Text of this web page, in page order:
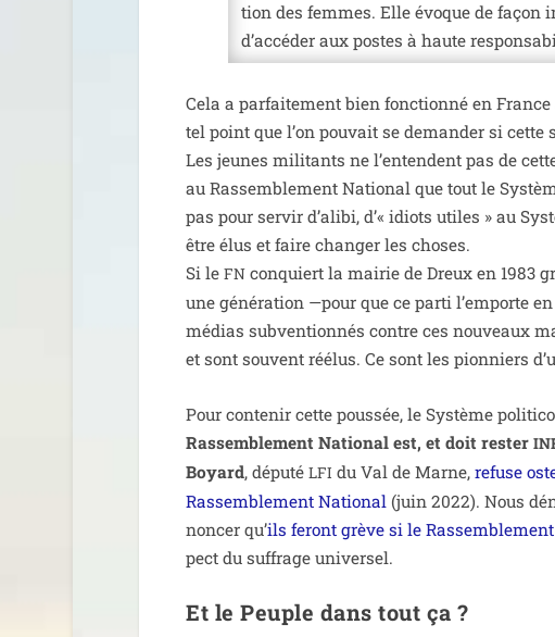
tion des femmes. Elle évoque de
d’accéder aux postes à haute
Cela a par­fai­te­ment bien fonc­tion­né en
tel point que l’on pou­vait se deman­der si
Les jeunes mili­tants ne l’en­tendent pas de
au Rassemblement National que tout le
pas pour ser­vir d’a­li­bi, d’« idiots utiles » au
être élus et faire chan­ger les choses.
Si leFN conquiert la mai­rie de Dreux en 1983
une géné­ra­tion —pour que ce par­ti l’emporte
médias sub­ven­tion­nés contre ces nou­veaux
et sont sou­vent réélus. Ce sont les pion­niers
Pour conte­nir cette pous­sée, le Système
Rassemblement National est, et doit res­ter
Boyard, dépu­téLFI du Val de Marne,refuse
Rassemblement National (juin 2022). Nous
non­cer qu’ils feront grève si le
pect du suf­frage universel.
Et le Peuple dans tout ça ?